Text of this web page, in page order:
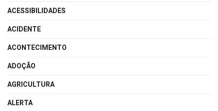
ACESSIBILIDADES
ACIDENTE
ACONTECIMENTO
ADOÇÃO
AGRICULTURA
ALERTA